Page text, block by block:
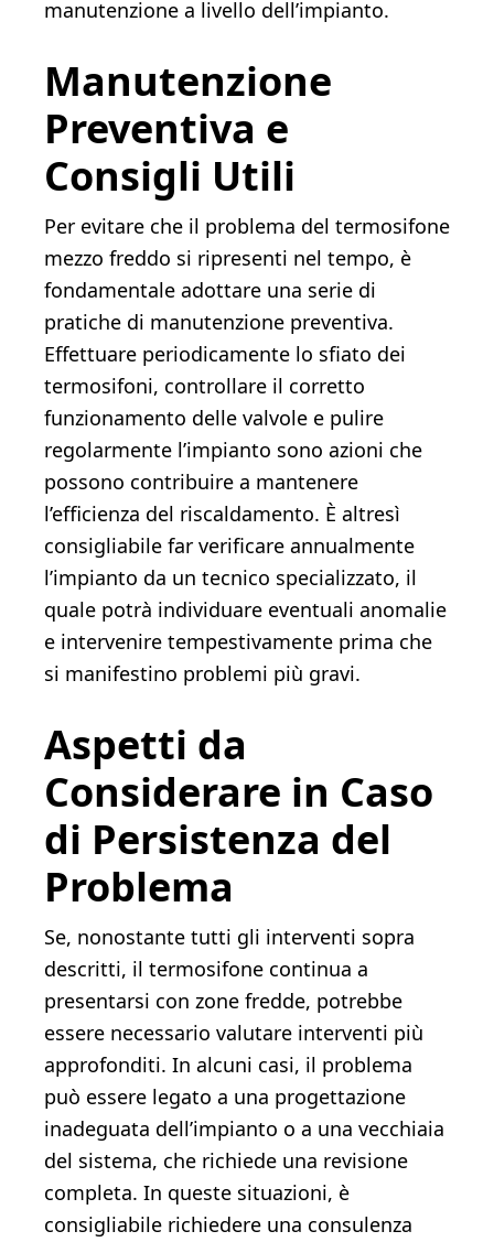
manutenzione a livello dell’impianto.
Manutenzione
Preventiva e
Consigli Utili
Per evitare che il problema del termosifone
mezzo freddo si ripresenti nel tempo, è
fondamentale adottare una serie di
pratiche di manutenzione preventiva.
Effettuare periodicamente lo sfiato dei
termosifoni, controllare il corretto
funzionamento delle valvole e pulire
regolarmente l’impianto sono azioni che
possono contribuire a mantenere
l’efficienza del riscaldamento. È altresì
consigliabile far verificare annualmente
l’impianto da un tecnico specializzato, il
quale potrà individuare eventuali anomalie
e intervenire tempestivamente prima che
si manifestino problemi più gravi.
Aspetti da
Considerare in Caso
di Persistenza del
Problema
Se, nonostante tutti gli interventi sopra
descritti, il termosifone continua a
presentarsi con zone fredde, potrebbe
essere necessario valutare interventi più
approfonditi. In alcuni casi, il problema
può essere legato a una progettazione
inadeguata dell’impianto o a una vecchiaia
del sistema, che richiede una revisione
completa. In queste situazioni, è
consigliabile richiedere una consulenza